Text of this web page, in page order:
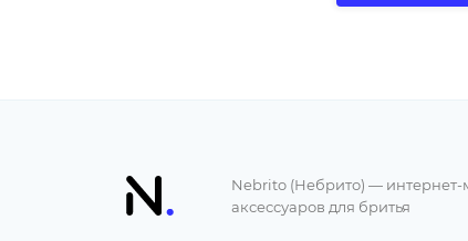
Nebrito (Небрито) — интернет-
аксессуаров для бритья